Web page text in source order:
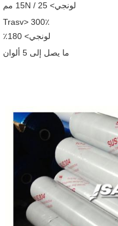
لونجي> 15N / 25 مم
Trasv> 300٪
لونجي> 180٪
ما يصل إلى 5 ألوان